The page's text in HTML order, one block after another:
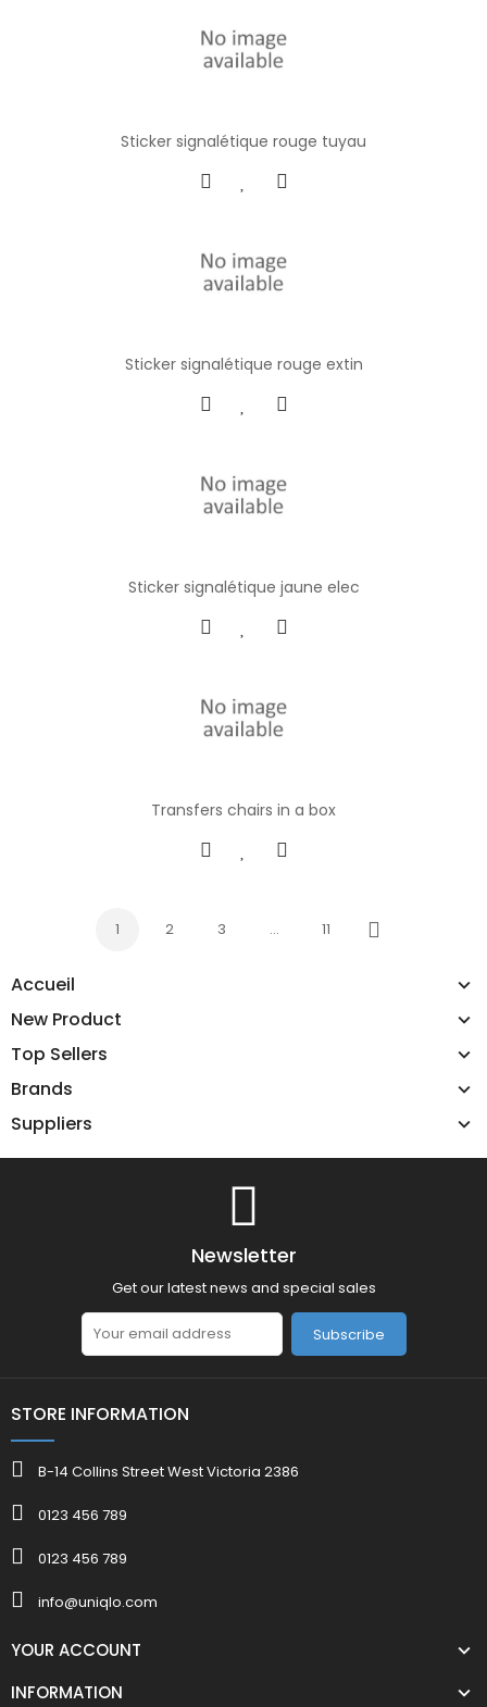
Accueil
New Product
Top Sellers
Brands
Suppliers
Sticker signalétique rouge tuyau
Sticker signalétique rouge extin
Sticker signalétique jaune elec
Transfers chairs in a box
1 2 3 … 11
Next
Newsletter
Get our latest news and special sales
Subscribe
STORE INFORMATION
B-14 Collins Street West Victoria 2386
0123 456 789
0123 456 789
info@uniqlo.com
YOUR ACCOUNT
INFORMATION